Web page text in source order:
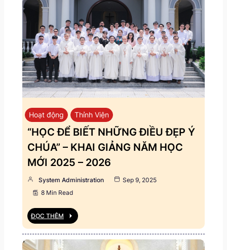
Hoạt động Thỉnh Viện
“HỌC ĐỂ BIẾT NHỮNG ĐIỀU ĐẸP Ý
CHÚA” – KHAI GIẢNG NĂM HỌC
MỚI 2025 – 2026
System Administration
Sep 9, 2025
8 Min Read
ĐỌC THÊM